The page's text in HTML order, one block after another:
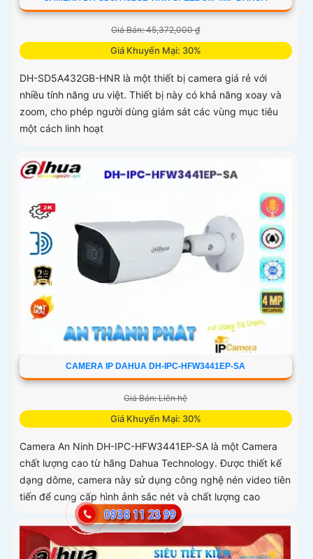
Giá Bán: 45,372,000 ₫
Giá Khuyến Mại: 30%
DH-SD5A432GB-HNR là một thiết bị camera giá rẻ với
nhiều tính năng ưu việt. Thiết bị này có khả năng xoay và
zoom, cho phép người dùng giám sát các vùng mục tiêu
một cách linh hoạt
CAMERA IP DAHUA DH-IPC-HFW3441EP-SA
Giá Bán: Liên hệ
Giá Khuyến Mại: 30%
Camera An Ninh DH-IPC-HFW3441EP-SA là một Camera
chất lượng cao từ hãng Dahua Technology. Được thiết kế
dạng dôme, camera này sử dụng công nghệ nén video tiên
tiến để cung cấp hình ảnh sắc nét và chất lượng cao